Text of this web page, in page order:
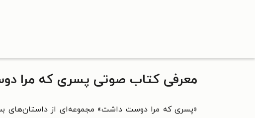
معرفی کتاب صوتی پسری که مرا
«پسری که مرا دوست داشت» مجموعه‌ای از داستان‌های